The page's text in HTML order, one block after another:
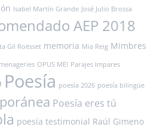
Isabel Martín Grande José Julio Brossa
AEP 2018
Gil Roësset memoria Mia Reig Mimbres
OPUS MEI Parajes Impares
Poesía poesía 2026 poesía bilingüe
Poesía eres tú
poesía testimonial Raúl Gimeno